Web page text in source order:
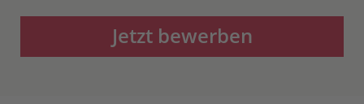
Jetzt bewerben